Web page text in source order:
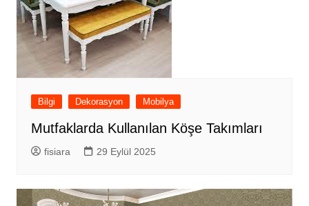
Bilgi Dekorasyon Mobilya
Mutfaklarda Kullanılan Köşe Takımları
fisiara 29 Eylül 2025